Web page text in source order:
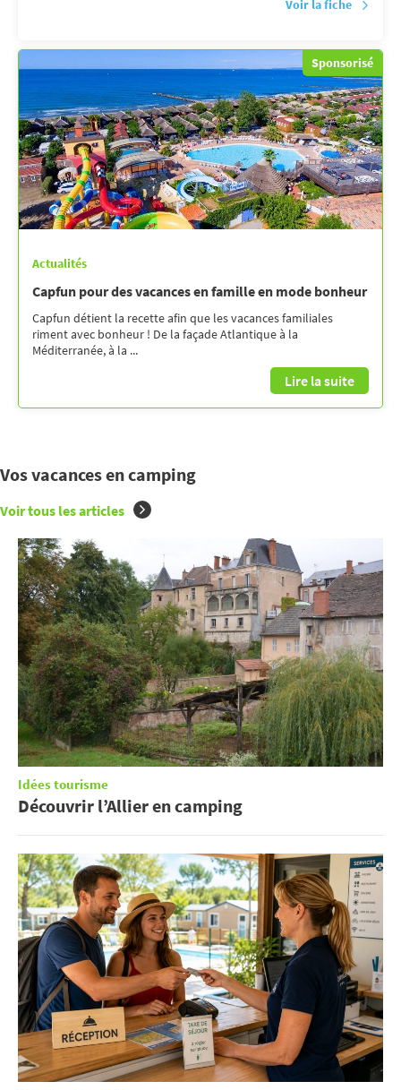
Voir la fiche
Sponsorisé
Actualités
Capfun pour des vacances en famille en mode bonheur
Capfun détient la recette afin que les vacances familiales
riment avec bonheur ! De la façade Atlantique à la
Méditerranée, à la ...
Lire la suite
Vos vacances en camping
Voir tous les articles
Idées tourisme
Découvrir l’Allier en camping